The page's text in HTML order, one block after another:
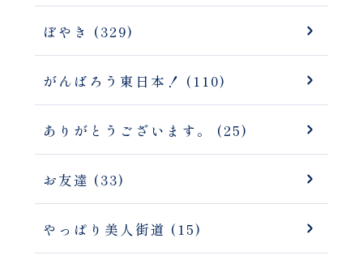
ぼやき (329)
がんばろう東日本！ (110)
ありがとうございます。 (25)
お友達 (33)
やっぱり美人街道 (15)